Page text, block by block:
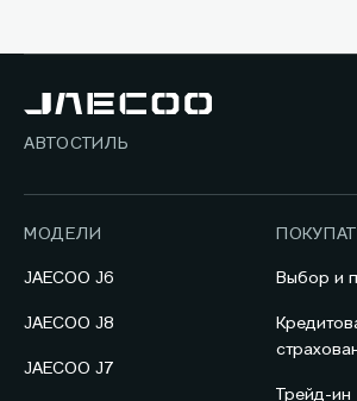
АВТОСТИЛЬ
МОДЕЛИ
JAECOO J6
JAECOO J8
JAECOO J7
Выбор и
Трейд-ин